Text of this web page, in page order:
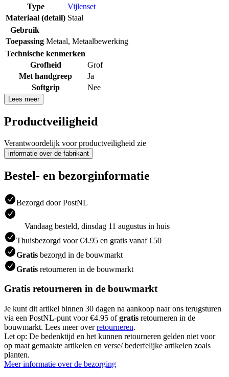
Type
Vijlenset
Materiaal (detail) Staal
Gebruik
Toepassing Metaal, Metaalbewerking
Technische kenmerken
Grofheid
Grof
Met handgreep
Ja
Softgrip
Nee
Lees meer
Productveiligheid
Verantwoordelijk voor productveiligheid zie
informatie over de fabrikant
Bestel- en bezorginformatie
Bezorgd door PostNL
Vandaag besteld, dinsdag 11 augustus in huis
Thuisbezorgd voor €4.95 en gratis vanaf €50
Gratis bezorgd in de bouwmarkt
Gratis retourneren in de bouwmarkt
Gratis retourneren in de bouwmarkt
Je kunt dit artikel binnen 30 dagen na aankoop naar ons terugsturen
via een PostNL-punt voor €4.95 ofgratis retourneren in de
bouwmarkt. Lees meer overretourneren.
Let op: De bedenktijd en het kunnen retourneren gelden niet voor
op maat gemaakte artikelen en verse/ bederfelijke artikelen zoals
planten.
Meer informatie over de bezorging